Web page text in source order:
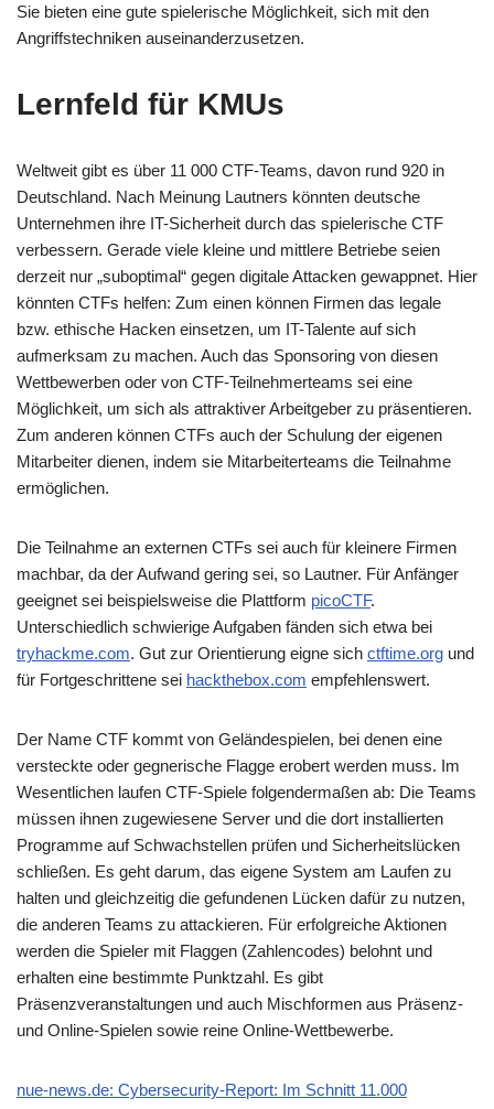
Sie bieten eine gute spielerische Möglichkeit, sich mit den
Angriffstechniken auseinanderzusetzen.
Lernfeld für KMUs
Weltweit gibt es über 11 000 CTF-Teams, davon rund 920 in
Deutschland. Nach Meinung Lautners könnten deutsche
Unternehmen ihre IT-Sicherheit durch das spielerische CTF
verbessern. Gerade viele kleine und mittlere Betriebe seien
derzeit nur „suboptimal“ gegen digitale Attacken gewappnet. Hier
könnten CTFs helfen: Zum einen können Firmen das legale
bzw. ethische Hacken einsetzen, um IT-Talente auf sich
aufmerksam zu machen. Auch das Sponsoring von diesen
Wettbewerben oder von CTF-Teilnehmerteams sei eine
Möglichkeit, um sich als attraktiver Arbeitgeber zu präsentieren.
Zum anderen können CTFs auch der Schulung der eigenen
Mitarbeiter dienen, indem sie Mitarbeiterteams die Teilnahme
ermöglichen.
Die Teilnahme an externen CTFs sei auch für kleinere Firmen
machbar, da der Aufwand gering sei, so Lautner. Für Anfänger
geeignet sei beispielsweise die Plattform picoCTF.
Unterschiedlich schwierige Aufgaben fänden sich etwa bei
tryhackme.com. Gut zur Orientierung eigne sich ctftime.org und
für Fortgeschrittene sei hackthebox.com empfehlenswert.
Der Name CTF kommt von Geländespielen, bei denen eine
versteckte oder gegnerische Flagge erobert werden muss. Im
Wesentlichen laufen CTF-Spiele folgendermaßen ab: Die Teams
müssen ihnen zugewiesene Server und die dort installierten
Programme auf Schwachstellen prüfen und Sicherheitslücken
schließen. Es geht darum, das eigene System am Laufen zu
halten und gleichzeitig die gefundenen Lücken dafür zu nutzen,
die anderen Teams zu attackieren. Für erfolgreiche Aktionen
werden die Spieler mit Flaggen (Zahlencodes) belohnt und
erhalten eine bestimmte Punktzahl. Es gibt
Präsenzveranstaltungen und auch Mischformen aus Präsenz-
und Online-Spielen sowie reine Online-Wettbewerbe.
nue-news.de: Cybersecurity-Report: Im Schnitt 11.000